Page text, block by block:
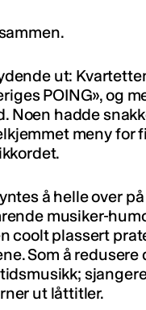
ut:
POING», og
Noen hadde
meny for
å helle over
musiker-
coolt plassert
Som å redusere
ut låttitler.